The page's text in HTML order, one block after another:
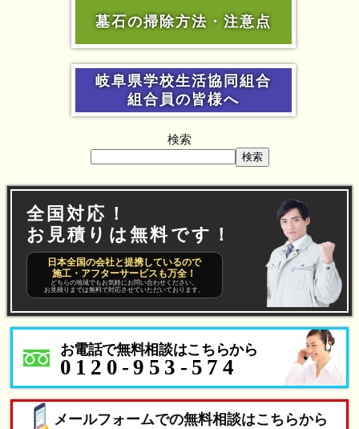
墓石の掃除方法・注意点
岐阜県学校生活協同組合
組合員の皆様へ
検索
検索
全国対応！
お見積りは無料です！
日本全国の会社と提携しているので
施工・アフターサービスも万全！
どちらの地域でもお気軽にお問い合わせください。
お見積りまでは無料で対応させていただいております。
お電話で無料相談はこちらから
0120-953-574
メールフォームでの無料相談はこちらから